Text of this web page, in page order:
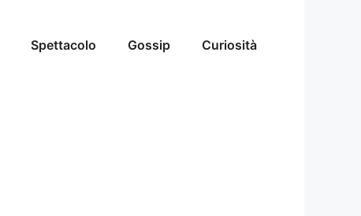
Spettacolo Gossip Curiosità